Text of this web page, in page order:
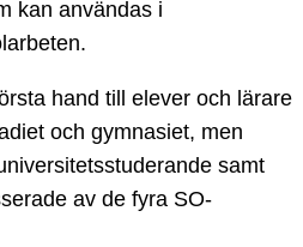
kan användas i
hand till elever och lärare
och gymnasiet, men
samt
av de fyra SO-